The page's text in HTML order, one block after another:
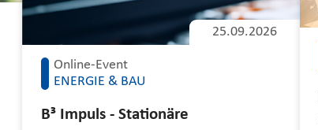
Online-Event
ENERGIE & BAU
25.09.2026
B³ Impuls - Stationäre